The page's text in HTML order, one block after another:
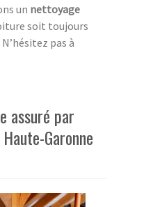
un nettoyage
soit toujours
pas à
assuré par
Garonne